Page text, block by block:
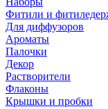
Фитили и
Для диффузоров
Ароматы
Палочки
Декор
Растворители
Флаконы
Крышки и пробки